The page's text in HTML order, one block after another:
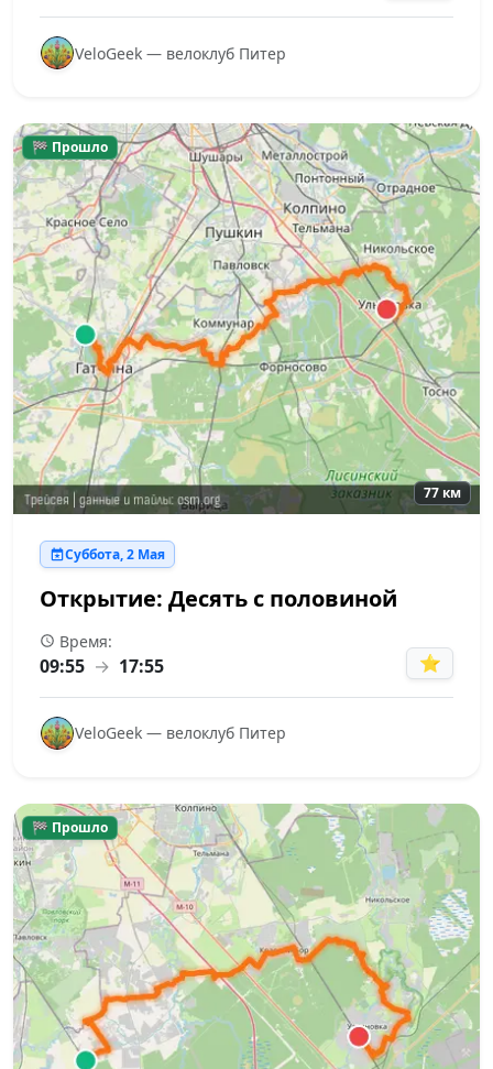
VeloGeek — велоклуб Питер
🏁 Прошло
77 км
Суббота, 2 Мая
Открытие: Десять с половиной
Время:
09:55 → 17:55 ⭐
VeloGeek — велоклуб Питер
🏁 Прошло